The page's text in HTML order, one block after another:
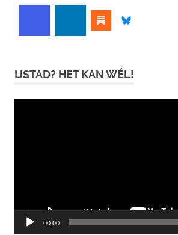
IJSTAD? HET KAN WÉL!
00:00